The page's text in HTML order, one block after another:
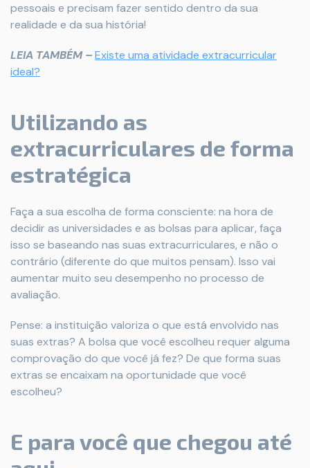
pessoais e precisam fazer sentido dentro da sua
realidade e da sua história!
LEIA TAMBÉM –Existe uma atividade extracurricular
ideal?
Utilizando as
extracurriculares de forma
estratégica
Faça a sua escolha de forma consciente: na hora de
decidir as universidades e as bolsas para aplicar, faça
isso se baseando nas suas extracurriculares, e não o
contrário (diferente do que muitos pensam). Isso vai
aumentar muito seu desempenho no processo de
avaliação.
Pense: a instituição valoriza o que está envolvido nas
suas extras? A bolsa que você escolheu requer alguma
comprovação do que você já fez? De que forma suas
extras se encaixam na oportunidade que você
escolheu?
E para você que chegou até